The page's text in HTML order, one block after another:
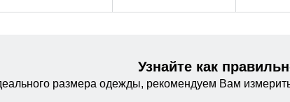
Узнайте как
размера одежды, рекомендуем Вам